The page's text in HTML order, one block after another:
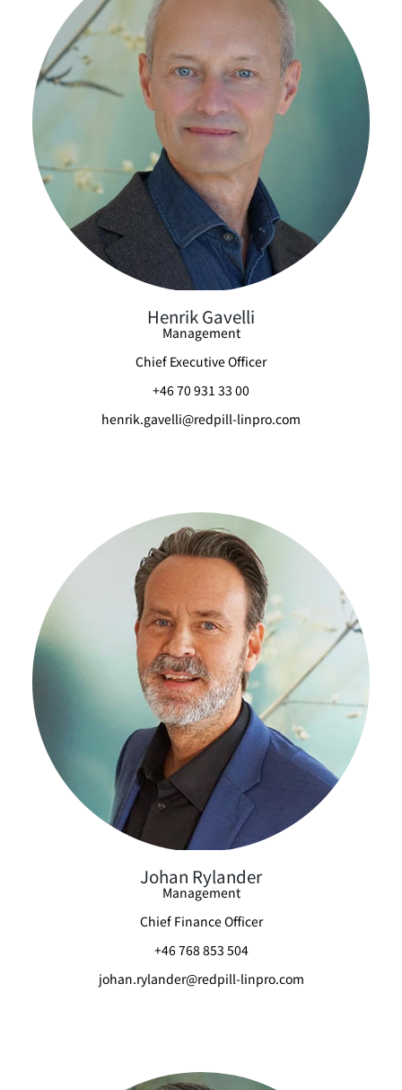
Henrik Gavelli
Management
Chief Executive Officer
+46 70 931 33 00
henrik.gavelli@redpill-linpro.com
Johan Rylander
Management
Chief Finance Officer
+46 768 853 504
johan.rylander@redpill-linpro.com